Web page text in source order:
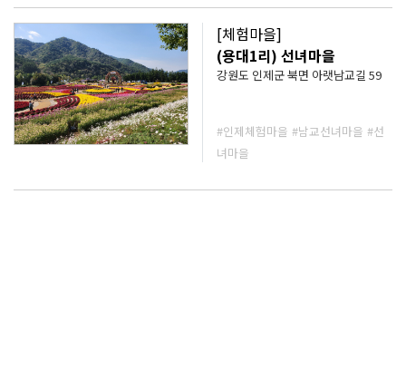
험까지!
━━━━━━━━━━━━━━
━ 🎉 프로모션 이벤트 ✅ 즉시할인
진행! 최대 47%할인!! 💸 정상가
무료 제공! 🧳 몸만 오셔도 됩니다 😊
━━━━━━━━━━━━━━
별한 하룻밤을 만나보세요. 프로그램
[체험마을]
(용대1리) 선녀마을
강원도 인제군 북면 아랫남교길 59
#인제체험마을 #남교선녀마을 #선
녀마을